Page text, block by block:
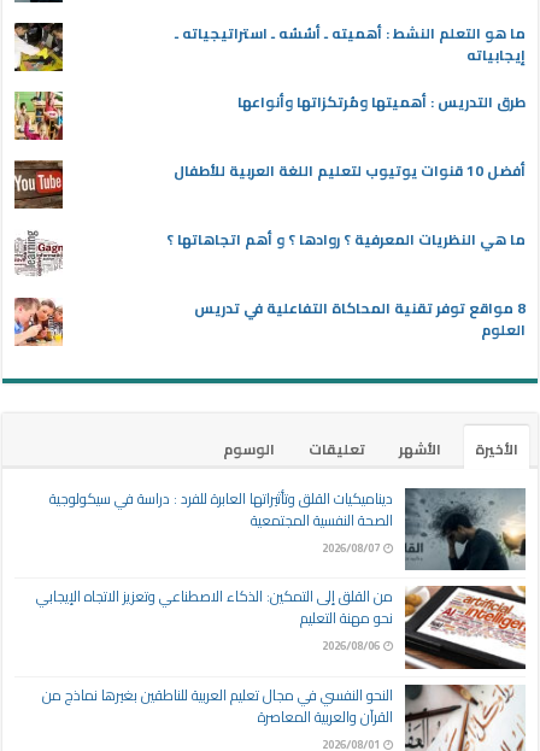
ما هو التعلم النشط : أهميته ـ أسُسُه ـ استراتيجياته ـ
إيجابياته
طرق التدريس : أهميتها ومُرتكزاتها وأنواعها
أفضل 10 قنوات يوتيوب لتعليم اللغة العربية للأطفال
ما هي النظريات المعرفية ؟ روادها ؟ و أهم اتجاهاتها ؟
8 مواقع توفر تقنية المحاكاة التفاعلية في تدريس
العلوم
الأخيرة الأشهر تعليقات
الوسوم
ديناميكيات القلق وتأثيراتها العابرة للفرد : دراسة في سيكولوجية
الصحة النفسية المجتمعية
2026/08/07
من القلق إلى التمكين: الذكاء الاصطناعي وتعزيز الاتجاه الإيجابي
نحو مهنة التعليم
2026/08/06
النحو النفسي في مجال تعليم العربية للناطقين بغيرها نماذج من
القرآن والعربية المعاصرة
2026/08/01